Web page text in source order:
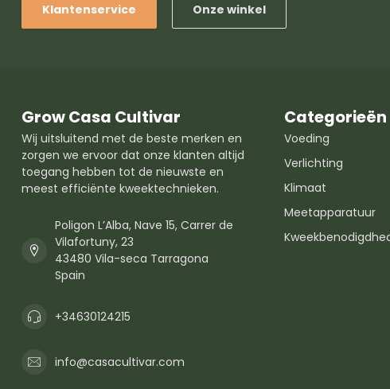
Klantenservice Onze winkel
Grow Casa Cultivar
Wij uitsluitend met de beste merken en
zorgen we ervoor dat onze klanten altijd
toegang hebben tot de nieuwste en
meest efficiënte kweektechnieken.
Poligon L’Alba, Nave 15, Carrer de
Vilafortuny, 23
43480 Vila-seca Tarragona
Spain
+34630124215
info@casacultivar.com
Categorieën
Voeding
Verlichting
Klimaat
Meetapparatuur